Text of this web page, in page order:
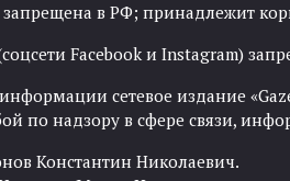
в РФ; принадлежит
Facebook и Instagram)
сетевое издание
по надзору в сфере связи,
Константин Николаевич.